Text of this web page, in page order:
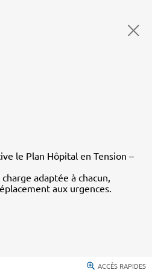
le Plan Hôpital en Tension –
adaptée à chacun,
aux urgences.
ACCÈS RAPIDES